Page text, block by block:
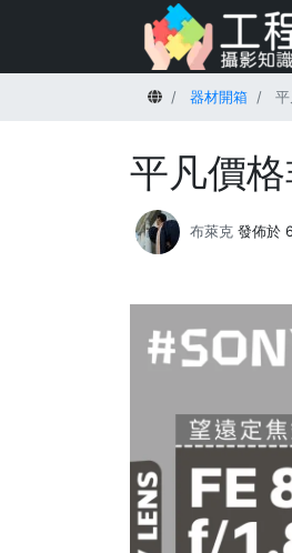
首頁 器材開箱
平凡價
布萊克 發佈於